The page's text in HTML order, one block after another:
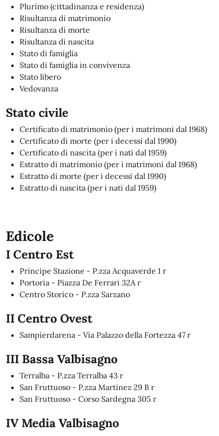
Plurimo (cittadinanza e residenza)
Risultanza di matrimonio
Risultanza di morte
Risultanza di nascita
Stato di famiglia
Stato di famiglia in convivenza
Stato libero
Vedovanza
Stato civile
Certificato di matrimonio (per i matrimoni dal 1968)
Certificato di morte (per i decessi dal 1990)
Certificato di nascita (per i nati dal 1959)
Estratto di matrimonio (per i matrimoni dal 1968)
Estratto di morte (per i decessi dal 1990)
Estratto di nascita (per i nati dal 1959)
Edicole
I Centro Est
Principe Stazione - P.zza Acquaverde 1 r
Portoria - Piazza De Ferrari 32A r
Centro Storico - P.zza Sarzano
II Centro Ovest
Sampierdarena - Via Palazzo della Fortezza 47 r
III Bassa Valbisagno
Terralba - P.zza Terralba 43 r
San Fruttuoso - P.zza Martinez 29 B r
San Fruttuoso - Corso Sardegna 305 r
IV Media Valbisagno